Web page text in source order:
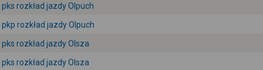
pks rozkład jazdy Olpuch
pkp rozkład jazdy Olpuch
pks rozkład jazdy Olsza
pks rozkład jazdy Olsza